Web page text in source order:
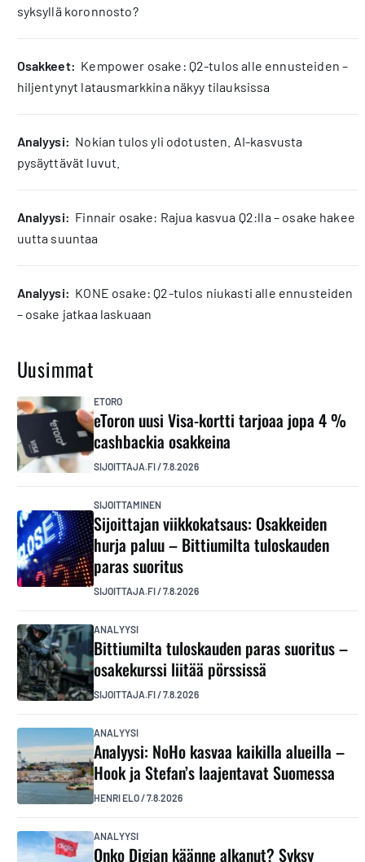
syksyllä koronnosto?
osakkeet: Kempower osake: Q2-tulos alle ennusteiden –
hiljentynyt latausmarkkina näkyy tilauksissa
analyysi: Nokian tulos yli odotusten. AI-kasvusta
pysäyttävät luvut.
analyysi: Finnair osake: Rajua kasvua Q2:lla – osake hakee
uutta suuntaa
analyysi: KONE osake: Q2-tulos niukasti alle ennusteiden
– osake jatkaa laskuaan
Uusimmat
ETORO
eToron uusi Visa-kortti tarjoaa jopa 4 %
cashbackia osakkeina
SIJOITTAJA.FI/7.8.2026
SIJOITTAMINEN
Sijoittajan viikkokatsaus: Osakkeiden
hurja paluu – Bittiumilta tuloskauden
paras suoritus
SIJOITTAJA.FI/7.8.2026
ANALYYSI
Bittiumilta tuloskauden paras suoritus –
osakekurssi liitää pörssissä
SIJOITTAJA.FI/7.8.2026
ANALYYSI
Analyysi: NoHo kasvaa kaikilla alueilla –
Hook ja Stefan’s laajentavat Suomessa
HENRI ELO/7.8.2026
ANALYYSI
Onko Digian käänne alkanut? Syksy